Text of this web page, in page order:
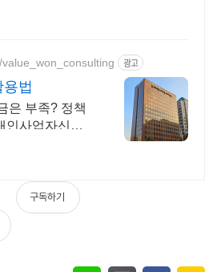
광고
법
은 부족? 정책
인사업자신용
구독하기